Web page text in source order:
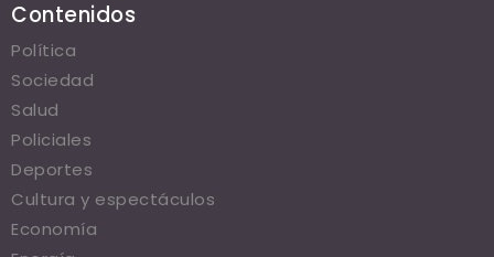
Contenidos
Política
Sociedad
Salud
Policiales
Deportes
Cultura y espectáculos
Economía